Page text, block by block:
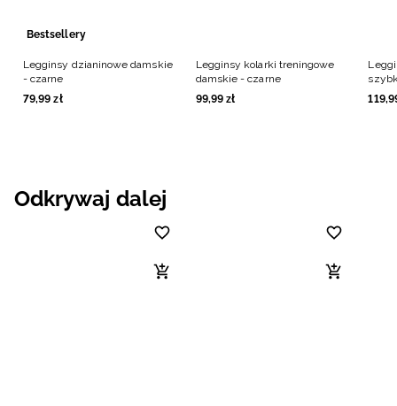
Bestsellery
Legginsy dzianinowe damskie
- czarne
79,99 zł
Legginsy kolarki treningowe
damskie - czarne
99,99 zł 119,
Odkrywaj dalej